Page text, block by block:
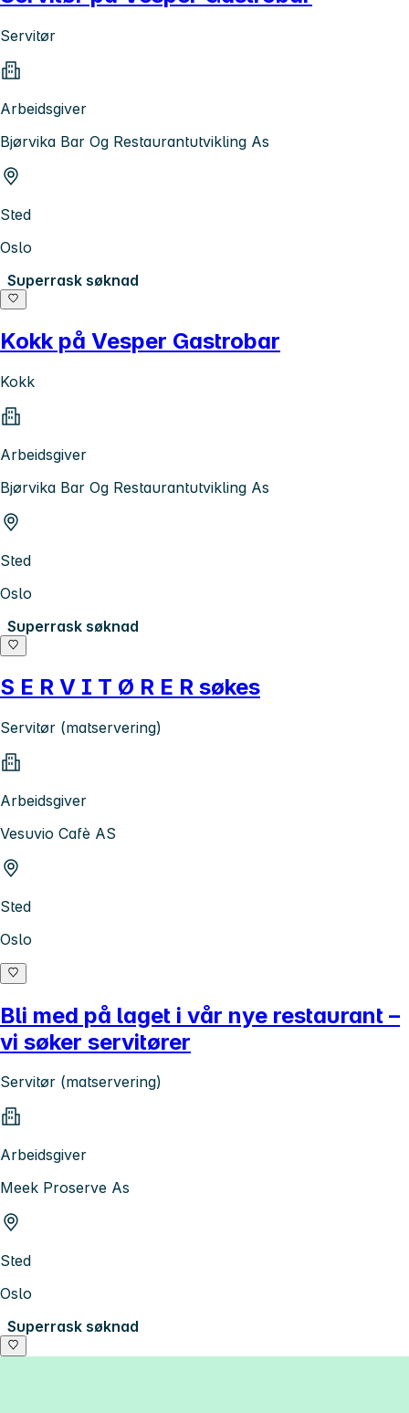
Servitør
Arbeidsgiver
Bjørvika Bar Og Restaurantutvikling As
Sted
Oslo
Superrask søknad
Kokk på Vesper Gastrobar
Kokk
Arbeidsgiver
Bjørvika Bar Og Restaurantutvikling As
Sted
Oslo
Superrask søknad
S E R V I T Ø R E R søkes
Servitør (matservering)
Arbeidsgiver
Vesuvio Cafè AS
Sted
Oslo
Bli med på laget i vår nye restaurant –
vi søker servitører
Servitør (matservering)
Arbeidsgiver
Meek Proserve As
Sted
Oslo
Superrask søknad